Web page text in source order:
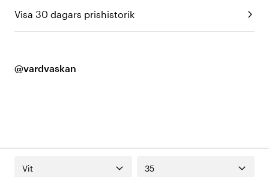
Visa 30 dagars prishistorik
@vardvaskan
Vit 35